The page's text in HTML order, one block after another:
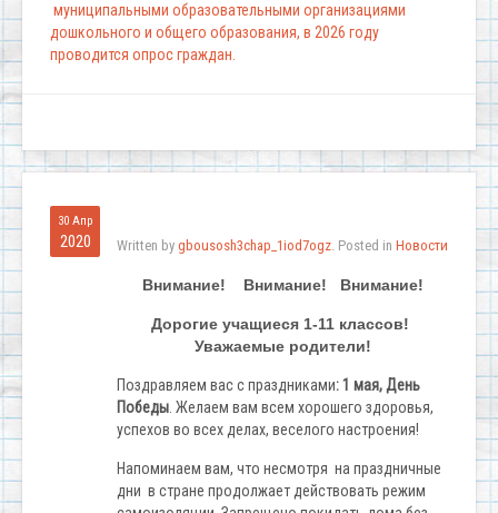
муниципальными образовательными организациями
дошкольного и общего образования, в 2026 году
проводится опрос граждан.
30 Апр
2020 Written by gbousosh3chap_1iod7ogz. Posted in Новости
Внимание! Внимание! Внимание!
Дорогие учащиеся 1-11 классов!
Уважаемые родители!
Поздравляем вас с праздниками: 1 мая, День
Победы . Желаем вам всем хорошего здоровья,
успехов во всех делах, веселого настроения!
Напоминаем вам, что несмотря на праздничные
дни в стране продолжает действовать режим